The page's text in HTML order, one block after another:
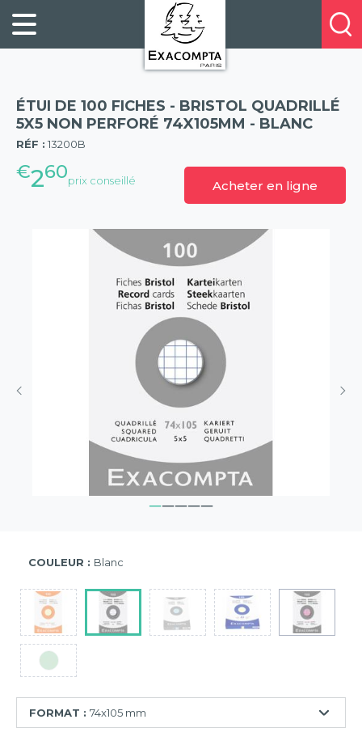
FILING
ORGANISATION
PRESENTATION
BUSINESS
BOOKS
À
PROPOS
NOS
E-
CATALOGUES
POINTS
DE
CONTACTEZ-
Profitez
de
réduction
sur
nouvelle
ÉTUI DE 100 FICHES - BRISTOL QUADRILLÉ
5X5 NON PERFORÉ 74X105MM - BLANC
RÉF : 13200B
€260prix conseillé Acheter en ligne
(57)
COULEUR : Blanc
FORMAT : 74x105 mm
Panneau de gestion des cookies